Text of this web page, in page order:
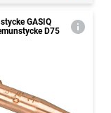
GASIQ
D75